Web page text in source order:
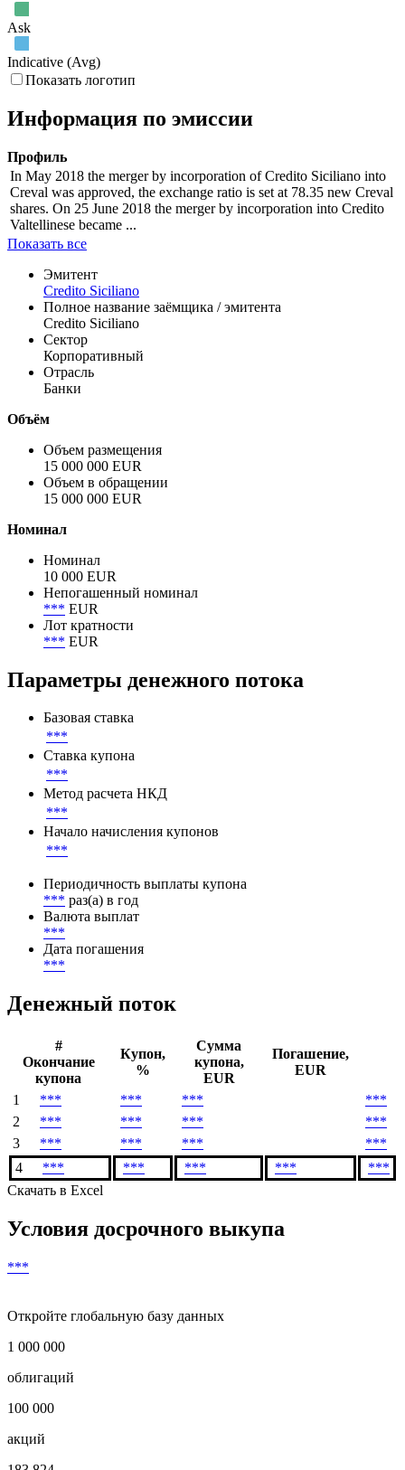
Ask
Indicative (Avg)
Показать логотип
Информация по эмиссии
Профиль
In May 2018 the merger by incorporation of Credito Siciliano into
Creval was approved, the exchange ratio is set at 78.35 new Creval
shares. On 25 June 2018 the merger by incorporation into Credito
Valtellinese became ...
Показать все
Эмитент
Credito Siciliano
Полное название заёмщика / эмитента
Credito Siciliano
Сектор
Корпоративный
Отрасль
Банки
Объём
Объем размещения
15 000 000 EUR
Объем в обращении
15 000 000 EUR
Номинал
Номинал
10 000 EUR
Непогашенный номинал
*** EUR
Лот кратности
*** EUR
Параметры денежного потока
Базовая ставка
***
Ставка купона
***
Метод расчета НКД
***
Начало начисления купонов
***
Периодичность выплаты купона
*** раз(а) в год
Валюта выплат
***
Дата погашения
***
Денежный поток
#
Окончание
купона
Купон,
%
Сумма
купона,
EUR
Погашение,
EUR
1
*** *** ***
***
2
*** *** ***
***
3
*** *** ***
***
4
*** *** *** ***
***
Скачать в Excel
Условия досрочного выкупа
***
Откройте глобальную базу данных
1 000 000
облигаций
100 000
акций